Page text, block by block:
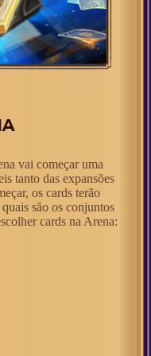
vai começar uma
tanto das expansões
os cards terão
são os conjuntos
cards na Arena: